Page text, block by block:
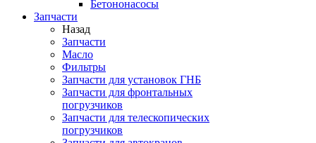
Бетононасосы
Запчасти
Назад
Запчасти
Масло
Фильтры
Запчасти для установок ГНБ
Запчасти для фронтальных
погрузчиков
Запчасти для телескопических
погрузчиков